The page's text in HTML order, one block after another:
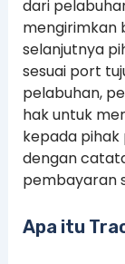
dari
mengirimkan
selanjutnya
sesuai port
pelabuhan,
hak untuk
kepada
dengan
pembayaran
Apa itu